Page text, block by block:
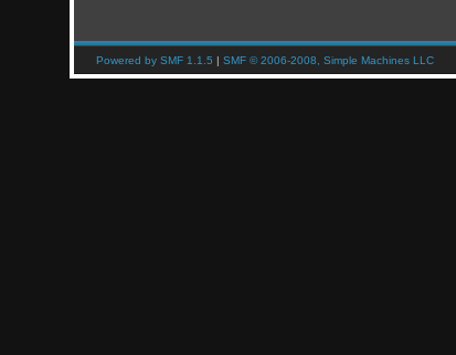
Powered by SMF 1.1.5 |SMF © 2006-2008, Simple Machines LLC